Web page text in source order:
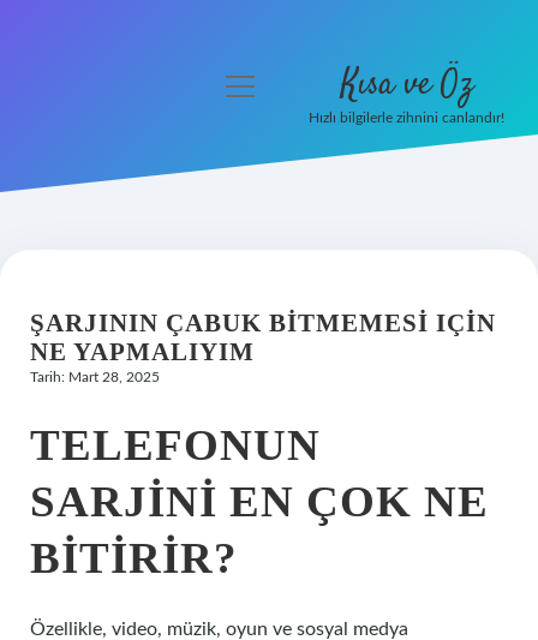
Hakkımızda
menüyü
Kısa ve Öz
Hızlı bilgilerle zihnini canlandır!
ŞARJININ ÇABUK BITMEMESI IÇIN
NE YAPMALIYIM
Tarih: Mart 28, 2025
TELEFONUN
SARJINI EN ÇOK NE
BITIRIR?
Özellikle, video, müzik, oyun ve sosyal medya